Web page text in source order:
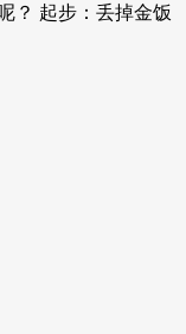
？ 起步：丢掉金饭